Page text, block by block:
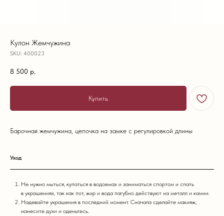
Кулон Жемчужина
SKU: 400023
8 500 р.
Купить
Барочная жемчужина, цепочка на замке с регулировкой длины
Уход
Не нужно мыться, купаться в водоемах и заниматься спортом и спать
в украшениях, так как пот, жир и вода пагубно действуют на металл и камни.
Надевайте украшения в последний момент. Сначала сделайте макияж,
нанесите духи и оденьтесь.